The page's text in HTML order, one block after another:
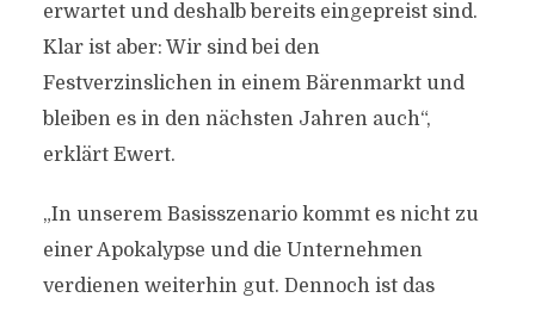
erwartet und deshalb bereits eingepreist sind.
Klar ist aber: Wir sind bei den
Festverzinslichen in einem Bärenmarkt und
bleiben es in den nächsten Jahren auch“,
erklärt Ewert.
„In unserem Basisszenario kommt es nicht zu
einer Apokalypse und die Unternehmen
verdienen weiterhin gut. Dennoch ist das